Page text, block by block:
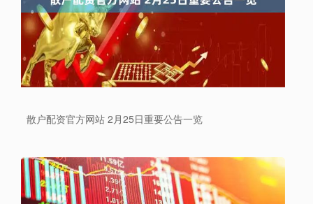
散户配资官方网站 2月25日重要公告一览